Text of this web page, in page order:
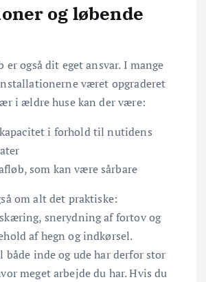
og løbende
er også dit eget ansvar. I mange
været opgraderet
i ældre huse kan der være:
i forhold til nutidens
som kan være sårbare
om alt det praktiske:
snerydning af fortov og
af hegn og indkørsel.
inde og ude har derfor stor
meget arbejde du har. Hvis du